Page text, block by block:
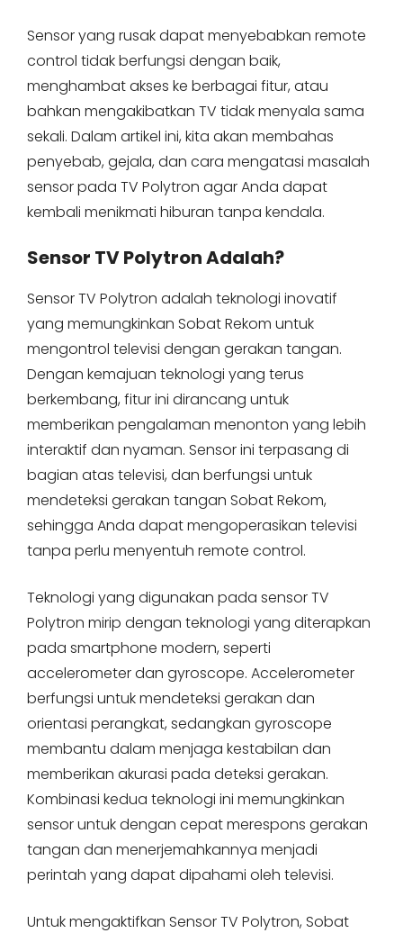
Sensor yang rusak dapat menyebabkan remote
control tidak berfungsi dengan baik,
menghambat akses ke berbagai fitur, atau
bahkan mengakibatkan TV tidak menyala sama
sekali. Dalam artikel ini, kita akan membahas
penyebab, gejala, dan cara mengatasi masalah
sensor pada TV Polytron agar Anda dapat
kembali menikmati hiburan tanpa kendala.
Sensor TV Polytron Adalah?
Sensor TV Polytron adalah teknologi inovatif
yang memungkinkan Sobat Rekom untuk
mengontrol televisi dengan gerakan tangan.
Dengan kemajuan teknologi yang terus
berkembang, fitur ini dirancang untuk
memberikan pengalaman menonton yang lebih
interaktif dan nyaman. Sensor ini terpasang di
bagian atas televisi, dan berfungsi untuk
mendeteksi gerakan tangan Sobat Rekom,
sehingga Anda dapat mengoperasikan televisi
tanpa perlu menyentuh remote control.
Teknologi yang digunakan pada sensor TV
Polytron mirip dengan teknologi yang diterapkan
pada smartphone modern, seperti
accelerometer dan gyroscope. Accelerometer
berfungsi untuk mendeteksi gerakan dan
orientasi perangkat, sedangkan gyroscope
membantu dalam menjaga kestabilan dan
memberikan akurasi pada deteksi gerakan.
Kombinasi kedua teknologi ini memungkinkan
sensor untuk dengan cepat merespons gerakan
tangan dan menerjemahkannya menjadi
perintah yang dapat dipahami oleh televisi.
Untuk mengaktifkan Sensor TV Polytron, Sobat